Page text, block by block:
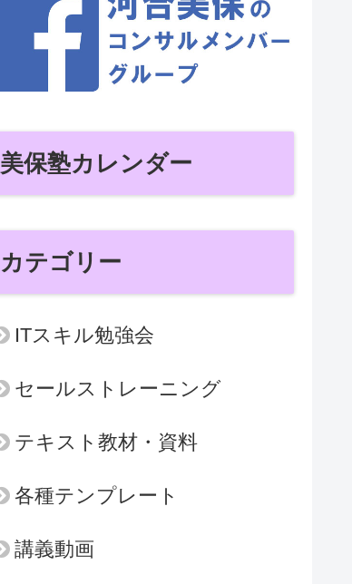
美保塾カレンダー
カテゴリー
ITスキル勉強会
セールストレーニング
テキスト教材・資料
各種テンプレート
講義動画